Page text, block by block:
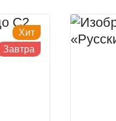
Хит
Завтра